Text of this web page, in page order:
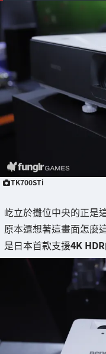
TK700STi
屹立於攤位中央的正是
原本還想著這畫面怎麼
是日本首款支援4K